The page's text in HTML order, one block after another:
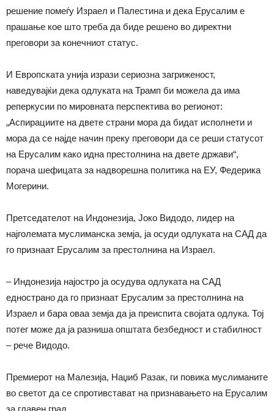
решение помеѓу Израел и Палестина и дека Ерусалим е
прашање кое што треба да биде решено во директни
преговори за конечниот статус.
И Европската унија изрази сериозна загриженост,
наведувајќи дека одлуката на Трамп би можела да има
реперкусии по мировната перспектива во регионот:
„Аспирациите на двете страни мора да бидат исполнети и
мора да се најде начин преку преговори да се реши статусот
на Ерусалим како идна престолнина на двете држави“,
порача шефицата за надворешна политика на ЕУ, Федерика
Могерини.
Претседателот на Индонезија, Јоко Видодо, лидер на
најголемата муслиманска земја, ја осуди одлуката на САД да
го признаат Ерусалим за престолнина на Израел.
– Индонезија најостро ја осудува одлуката на САД
еднострано да го признаат Ерусалим за престолнина на
Израел и бара оваа земја да ја преиспита својата одлука. Тој
потег може да ја разниша општата безбедност и стабилност
– рече Видодо.
Премиерот на Малезија, Наџиб Разак, ги повика муслиманите
во светот да се спротивстават на признавањето на Ерусалим
за главен град.